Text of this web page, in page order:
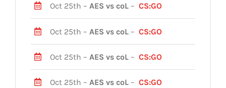
Oct 25th –AES vs coL –CS:GO
Oct 25th – AES vs coL –CS:GO
Oct 25th –AES vs coL –CS:GO
Oct 25th –AES vs coL –CS:GO